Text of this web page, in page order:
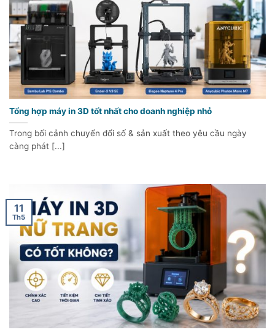
Tổng hợp máy in 3D tốt nhất cho doanh nghiệp nhỏ
Trong bối cảnh chuyển đổi số & sản xuất theo yêu cầu ngày
càng phát [...]
11
Th5